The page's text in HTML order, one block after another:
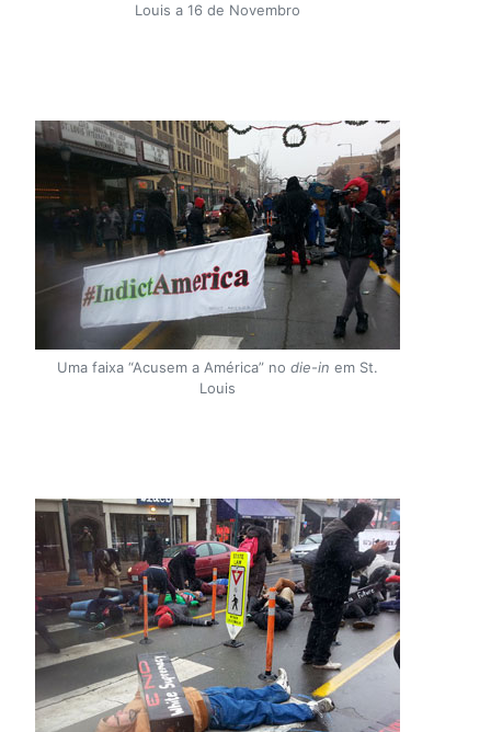
Louis a 16 de Novembro
Uma faixa “Acusem a América” no die-in em St.
Louis